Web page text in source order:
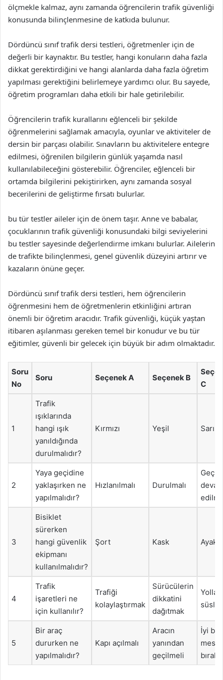
ölçmekle kalmaz, aynı zamanda öğrencilerin trafik güvenliği
konusunda bilinçlenmesine de katkıda bulunur.
Dördüncü sınıf trafik dersi testleri, öğretmenler için de
değerli bir kaynaktır. Bu testler, hangi konuların daha fazla
dikkat gerektirdiğini ve hangi alanlarda daha fazla öğretim
yapılması gerektiğini belirlemeye yardımcı olur. Bu sayede,
öğretim programları daha etkili bir hale getirilebilir.
Öğrencilerin trafik kurallarını eğlenceli bir şekilde
öğrenmelerini sağlamak amacıyla, oyunlar ve aktiviteler de
dersin bir parçası olabilir. Sınavların bu aktivitelere entegre
edilmesi, öğrenilen bilgilerin günlük yaşamda nasıl
kullanılabileceğini gösterebilir. Öğrenciler, eğlenceli bir
ortamda bilgilerini pekiştirirken, aynı zamanda sosyal
becerilerini de geliştirme fırsatı bulurlar.
bu tür testler aileler için de önem taşır. Anne ve babalar,
çocuklarının trafik güvenliği konusundaki bilgi seviyelerini
bu testler sayesinde değerlendirme imkanı bulurlar. Ailelerin
de trafikte bilinçlenmesi, genel güvenlik düzeyini artırır ve
kazaların önüne geçer.
Dördüncü sınıf trafik dersi testleri, hem öğrencilerin
öğrenmesini hem de öğretmenlerin etkinliğini artıran
önemli bir öğretim aracıdır. Trafik güvenliği, küçük yaştan
itibaren aşılanması gereken temel bir konudur ve bu tür
eğitimler, güvenli bir gelecek için büyük bir adım olmaktadır.
Soru
No
Soru Seçenek A Seçenek B
C
1
Trafik
ışıklarında
hangi ışık
yanıldığında
durulmalıdır?
Kırmızı Yeşil
2
Yaya geçidine
yaklaşırken ne
yapılmalıdır?
Hızlanılmalı Durulmalı
3
Bisiklet
sürerken
hangi güvenlik
ekipmanı
kullanılmalıdır?
Şort Kask
4
Trafik
işaretleri ne
için kullanılır?
Trafiği
kolaylaştırmak
Sürücülerin
dikkatini
dağıtmak
Yolları
5
Bir araç
dururken ne
yapılmalıdır?
Kapı açılmalı
Aracın
yanından
geçilmeli
İyi bir